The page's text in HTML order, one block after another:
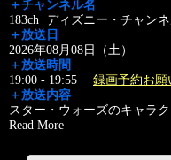
＋チャンネル名
183ch ディズニー・チャン
＋放送日
2026年08月08日（土）
＋放送時間
19:00 - 19:55 録画予約お願
＋放送内容
スター・ウォーズのキャラ
Read More